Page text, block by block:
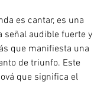
es cantar, es una
señal audible fuerte y
que manifiesta una
de triunfo. Este
que significa el